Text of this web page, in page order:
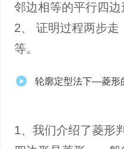
邻边相等的平行四边
2、 证明过程两步
等。
轮廓定型法下—菱形
1、我们介绍了菱形